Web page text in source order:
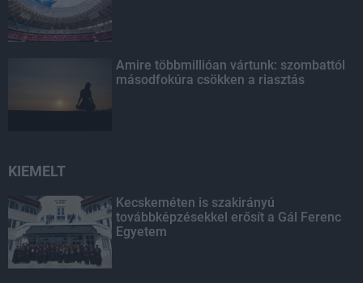
Amire többmillióan vártunk: szombattól
másodfokúra csökken a riasztás
KIEMELT
Kecskeméten is szakirányú
továbbképzésekkel erősít a Gál Ferenc
Egyetem